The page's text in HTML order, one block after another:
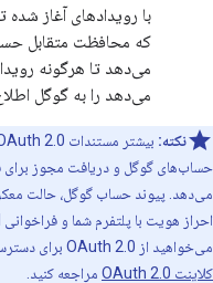
با رویدادهای آغاز
که محافظت متقابل
می‌دهد تا هرگونه
می‌دهد را به گوگل
نکته:
می‌دهد. پیوند حساب گوگل، حالت
می‌خواهید از OAuth 2.0 برای دسترسی به APIهای گوگل استفاده کنید،
کلاینت OAuth 2.0
مراجعه کنید.